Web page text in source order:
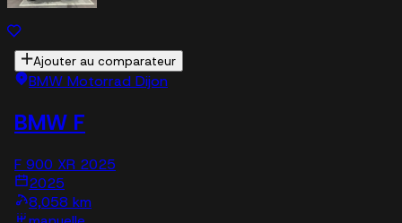
Ajouter au comparateur
BMW Motorrad Dijon
BMW F
F 900 XR 2025
2025
8,058 km